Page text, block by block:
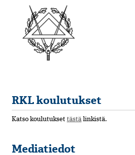
RKL koulutukset
Katso koulutukset tästä linkistä.
Mediatiedot